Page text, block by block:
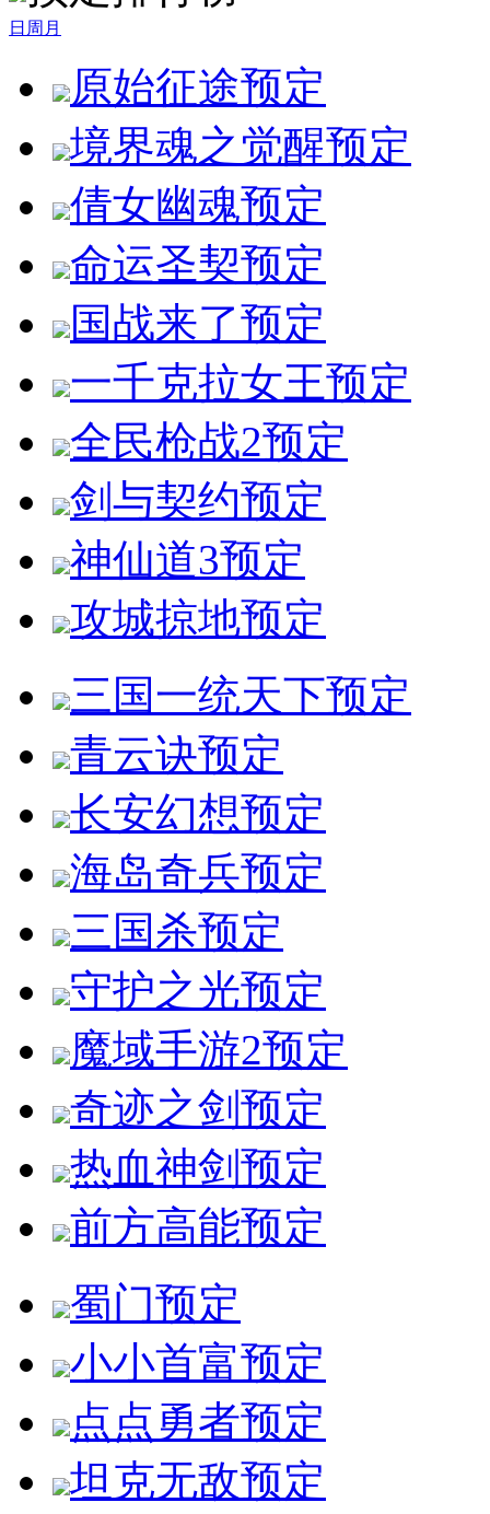
日 周 月
原始征途预定
境界魂之觉醒预定
倩女幽魂预定
命运圣契预定
国战来了预定
一千克拉女王预定
全民枪战2预定
剑与契约预定
神仙道3预定
攻城掠地预定
三国一统天下预定
青云诀预定
长安幻想预定
海岛奇兵预定
三国杀预定
守护之光预定
魔域手游2预定
奇迹之剑预定
热血神剑预定
前方高能预定
蜀门预定
小小首富预定
点点勇者预定
坦克无敌预定